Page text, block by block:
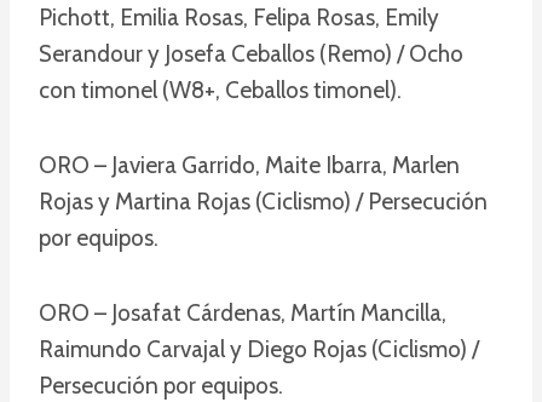
Pichott, Emilia Rosas, Felipa Rosas, Emily
Serandour y Josefa Ceballos (Remo) / Ocho
con timonel (W8+, Ceballos timonel).
ORO – Javiera Garrido, Maite Ibarra, Marlen
Rojas y Martina Rojas (Ciclismo) / Persecución
por equipos.
ORO – Josafat Cárdenas, Martín Mancilla,
Raimundo Carvajal y Diego Rojas (Ciclismo) /
Persecución por equipos.